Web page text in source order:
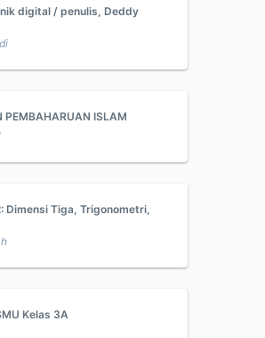
digital / penulis, Deddy
PEMBAHARUAN ISLAM
Dimensi Tiga, Trigonometri,
Kelas 3A